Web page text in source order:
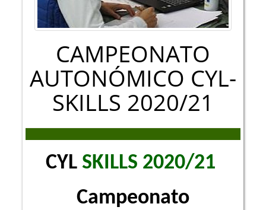
CAMPEONATO
AUTONÓMICO CYL-
SKILLS 2020/21
CYL SKILLS 2020/21
Campeonato